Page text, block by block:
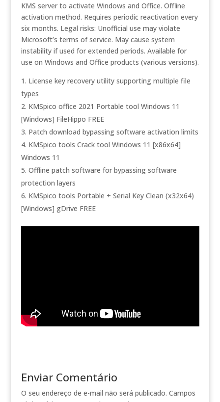
KMS server to activate Windows and Office. Offline
activation method. Requires periodic reactivation every
six months. Legal risks: Unofficial use may violate
Microsoft’s terms of service. May cause system
instability if used for extended periods. Available for
use on Windows and Office products (various versions).
License key recovery utility supporting multiple file
types
KMSpico office 2021 Portable tool Windows 11
[Windows] FileHippo FREE
Patch download bypassing software activation limits
KMSpico tools Crack tool Windows 11 [x86x64]
Windows 11
Offline patch software for bypassing software
protection layers
KMSpico tools Portable + Serial Key Clean (x32x64)
[Windows] gDrive FREE
Enviar Comentário
O seu endereço de e-mail não será publicado. Campos